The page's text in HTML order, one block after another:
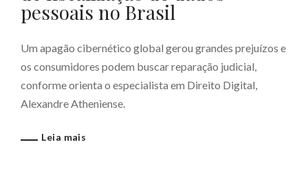
pessoais no Brasil
Um apagão cibernético global gerou grandes prejuízos e
os consumidores podem buscar reparação judicial,
conforme orienta o especialista em Direito Digital,
Alexandre Atheniense.
Leia mais